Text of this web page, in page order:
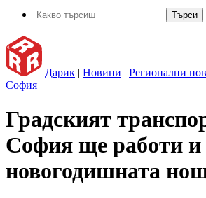
Дарик | Новини | Регионални
София
Градският
София ще работи и
новогодишната